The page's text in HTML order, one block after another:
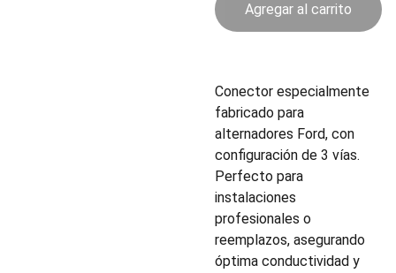
Agregar al carrito
Conector especialmente
fabricado para
alternadores Ford, con
configuración de 3 vías.
Perfecto para
instalaciones
profesionales o
reemplazos, asegurando
óptima conductividad y